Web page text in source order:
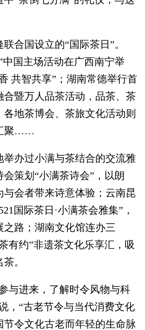
国设立的“国际茶日”。
中国主场活动在广西南宁举
共智共享”；湖南常德举行首
合暨万人品茶活动，品茶、茶
地茶博会、茶旅文化活动则
聚……
办过小满与茶结合的交流雅
策划“小满茶诗会”，以朗
与会者带来诗意体验；云南昆
国际茶日·小满茶会雅集”，
路；湖南文化馆连办三
有约”非遗茶文化乐享汇，吸
。
进来，了解时令风物与科
，“古老节令与当代消费文化
节令文化古老而年轻的生命脉